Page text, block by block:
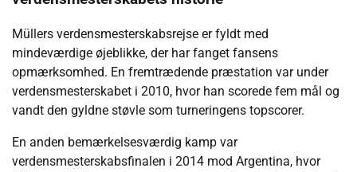
Müllers verdensmesterskabsrejse er fyldt med
mindeværdige øjeblikke, der har fanget fansens
opmærksomhed. En fremtrædende præstation var under
verdensmesterskabet i 2010, hvor han scorede fem mål og
vandt den gyldne støvle som turneringens topscorer.
En anden bemærkelsesværdig kamp var
verdensmesterskabsfinalen i 2014 mod Argentina, hvor